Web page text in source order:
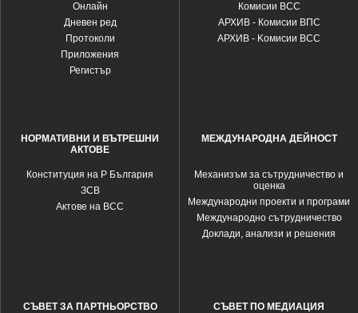
Oнлайн
Дневен ред
Протоколи
Приложения
Регистър
Комисии ВСС
АРХИВ - Комисии ВПС
АРХИВ - Kомисии ВСС
НОРМАТИВНИ И ВЪТРЕШНИ
АКТОВЕ
Конституция на Р България
ЗСВ
Актове на ВСС
МЕЖДУНАРОДНА ДЕЙНОСТ
Механизъм за сътрудничество и
оценка
Международни проекти и програми
Международно сътрудничество
Доклади, анализи и решения
СЪВЕТ ЗА ПАРТНЬОРСТВО СЪВЕТ ПО МЕДИАЦИЯ